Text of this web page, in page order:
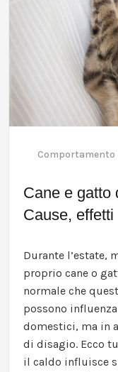
Cane e gatto
Cause,
Comportamento
Durante l’estate,
proprio cane o
normale che
possono
domestici, ma in
di disagio. Ecco
il caldo influisce